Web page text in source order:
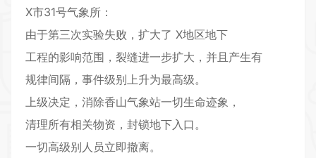
X市31号气象所：
由于第三次实验失败，扩大了 X地区地下
工程的影响范围，裂缝进一步扩大，并且产生有
规律间隔，事件级别上升为最高级。
上级决定，消除香山气象站一切生命迹象，
清理所有相关物资，封锁地下入口。
一切高级别人员立即撤离。